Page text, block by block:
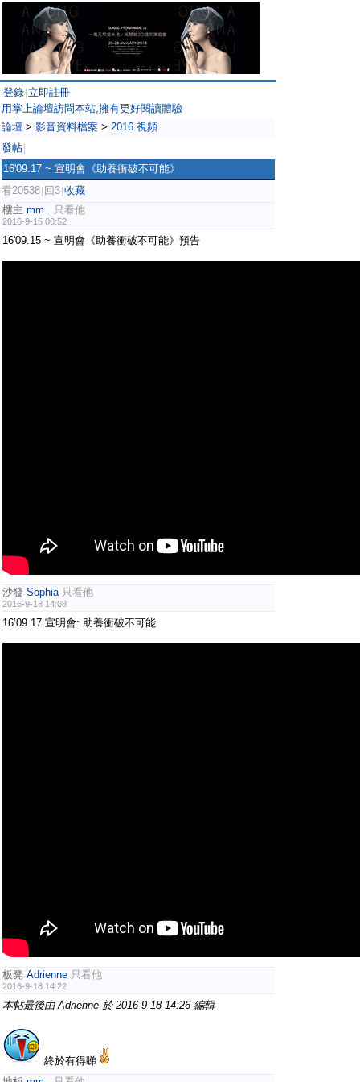
登錄 立即註冊
用掌上論壇訪問本站,擁有更好閱讀體驗
論壇 > 影音資料檔案 > 2016 視頻
發帖
16'09.17 ~ 宣明會《助養衝破不可能》
看20538 回3 收藏
樓主 mm.. 只看他
2016-9-15 00:52
16'09.15 ~ 宣明會《助養衝破不可能》預告
沙發 Sophia 只看他
2016-9-18 14:08
16’09.17 宣明會: 助養衝破不可能
板凳 Adrienne 只看他
2016-9-18 14:22
本帖最後由 Adrienne 於 2016-9-18 14:26 編輯
終於有得睇